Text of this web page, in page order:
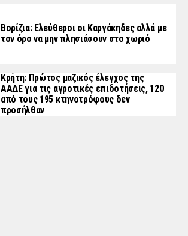
Βορίζια: Ελεύθεροι οι Καργάκηδες αλλά με
τον όρο να μην πλησιάσουν στο χωριό
Κρήτη: Πρώτος μαζικός έλεγχος της
ΑΑΔΕ για τις αγροτικές επιδοτήσεις, 120
από τους 195 κτηνοτρόφους δεν
προσήλθαν